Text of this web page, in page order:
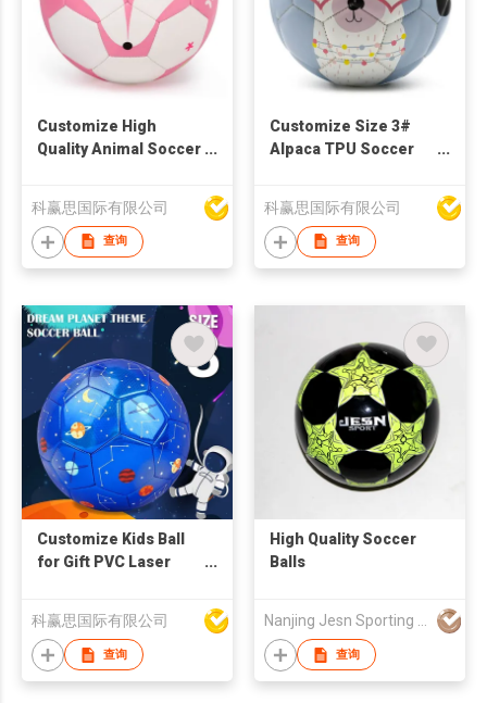
Customize High
Quality Animal Soccer
科赢思国际有限公司
查询
Customize Size 3#
Alpaca TPU Soccer
科赢思国际有限公司
查询
Customize Kids Ball
for Gift PVC Laser
科赢思国际有限公司
查询
High Quality Soccer
Balls
Nanjing Jesn Sporting Goods Co., Ltd
查询